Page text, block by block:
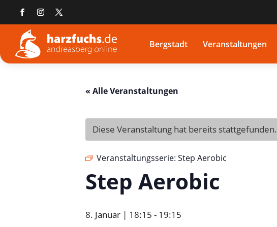
Bergstadt Veranstaltungen
« Alle Veranstaltungen
Diese Veranstaltung hat bereits stattgefunden.
Veranstaltungsserie: Step Aerobic
Step Aerobic
8. Januar | 18:15 - 19:15